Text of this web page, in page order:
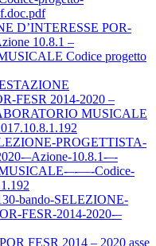
D’INTERESSE POR-
10.8.1 –
Codice progetto
FESR 2014-2020 –
MUSICALE
PROGETTISTA-
–Azione-10.8.1-–-
–-––-Codice-
bando-SELEZIONE-
FESR-2014-2020-–
FESR 2014 – 2020 asse